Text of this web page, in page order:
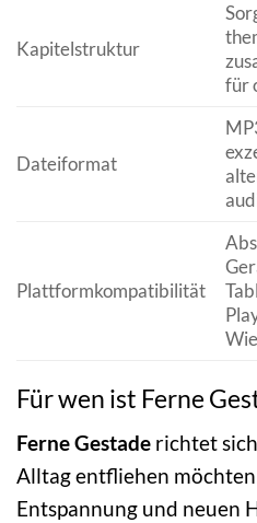
Kapitelstruktur
für
Dateiformat
Plattformkompatibilität
Für wen ist Ferne
Ferne Gestade richtet
Alltag entfliehen
Entspannung und neuen